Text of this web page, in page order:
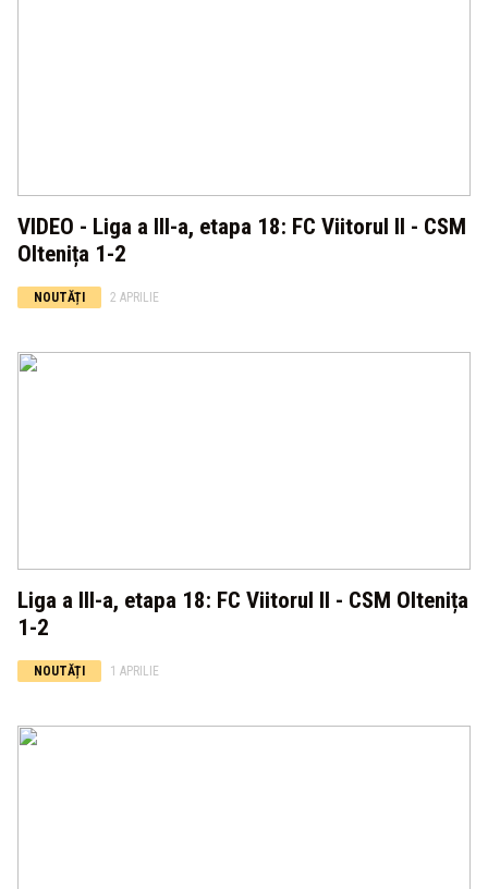
VIDEO - Liga a III-a, etapa 18: FC Viitorul II - CSM
Oltenița 1-2
NOUTĂȚI 2 APRILIE
Liga a III-a, etapa 18: FC Viitorul II - CSM Oltenița
1-2
NOUTĂȚI 1 APRILIE